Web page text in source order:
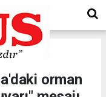
orman